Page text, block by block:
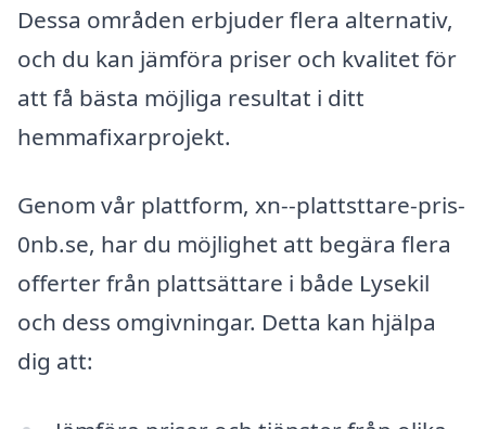
Dessa områden erbjuder flera alternativ,
och du kan jämföra priser och kvalitet för
att få bästa möjliga resultat i ditt
hemmafixarprojekt.
Genom vår plattform, xn--plattsttare-pris-
0nb.se, har du möjlighet att begära flera
offerter från plattsättare i både Lysekil
och dess omgivningar. Detta kan hjälpa
dig att: